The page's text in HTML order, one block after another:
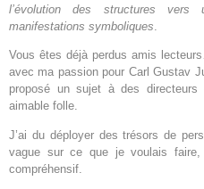
l’évolution des structures
manifestations symboliques
Vous êtes déjà perdus amis
avec ma passion pour Carl Gustav
proposé un sujet à des
aimable folle.
J’ai du déployer des trésors de
vague sur ce que je voulais
compréhensif.